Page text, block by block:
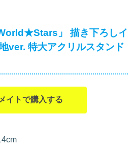
」 描き下ろしイ
ver. 特大アクリルスタンド
イトで購入する